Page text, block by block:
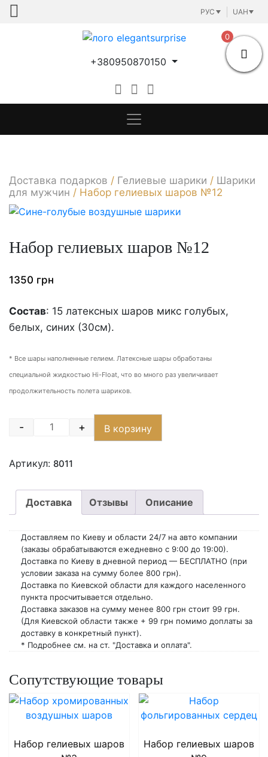
Skip
РУС UAH
+380950870150
Доставка подарков / Гелиевые шарики / Шарики
для мужчин / Набор гелиевых шаров №12
Набор гелиевых шаров №12
1350 грн
Состав: 15 латексных шаров микс голубых,
белых, синих (30см).
* Все шары наполненные гелием. Латексные шары обработаны
специальной жидкостью Hi-Float, что во много раз увеличивает
продолжительность полета шариков.
Quantity
- + В корзину
Артикул: 8011
Доставка Отзывы Описание
Доставляем по Киеву и области 24/7 на авто компании
(заказы обрабатываются ежедневно с 9:00 до 19:00).
Доставка по Киеву в дневной период — БЕСПЛАТНО (при
условии заказа на сумму более 800 грн).
Доставка по Киевской области для каждого населенного
пункта просчитывается отдельно.
Доставка заказов на сумму менее 800 грн стоит 99 грн.
(Для Киевской области также + 99 грн помимо доплаты за
доставку в конкретный пункт).
* Подробнее см. на ст. "Доставка и оплата".
Сопутствующие товары
Набор гелиевых шаров
Набор гелиевых шаров
0